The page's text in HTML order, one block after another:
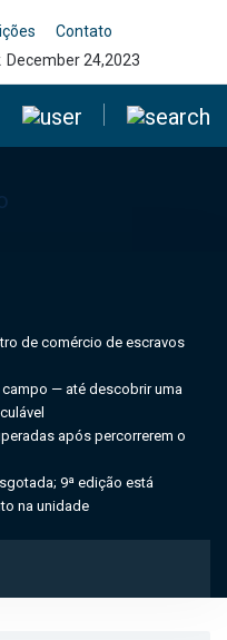
Contato
December 24,2023
de comércio de escravos
— até descobrir uma
após percorrerem o
9ª edição está
na unidade